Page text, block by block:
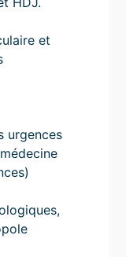
et
urgences